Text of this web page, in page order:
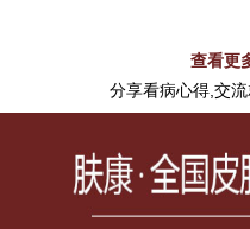
查看更
分享看病心得,交